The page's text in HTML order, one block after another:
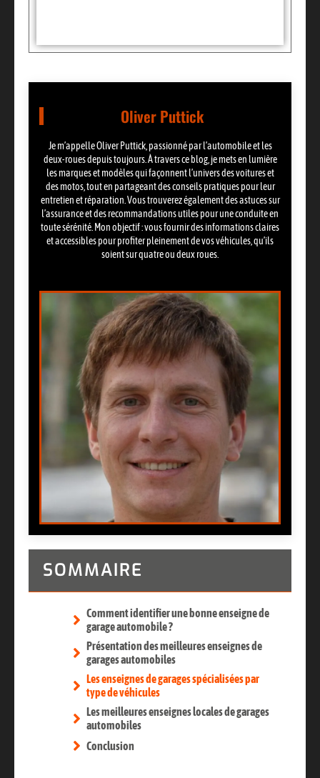
Oliver Puttick
Je m’appelle Oliver Puttick, passionné par l’automobile et les
deux-roues depuis toujours. À travers ce blog, je mets en lumière
les marques et modèles qui façonnent l’univers des voitures et
des motos, tout en partageant des conseils pratiques pour leur
entretien et réparation. Vous trouverez également des astuces sur
l’assurance et des recommandations utiles pour une conduite en
toute sérénité. Mon objectif : vous fournir des informations claires
et accessibles pour profiter pleinement de vos véhicules, qu’ils
soient sur quatre ou deux roues.
SOMMAIRE
Comment identifier une bonne enseigne de
garage automobile ?
Présentation des meilleures enseignes de
garages automobiles
Les enseignes de garages spécialisées par
type de véhicules
Les meilleures enseignes locales de garages
automobiles
Conclusion